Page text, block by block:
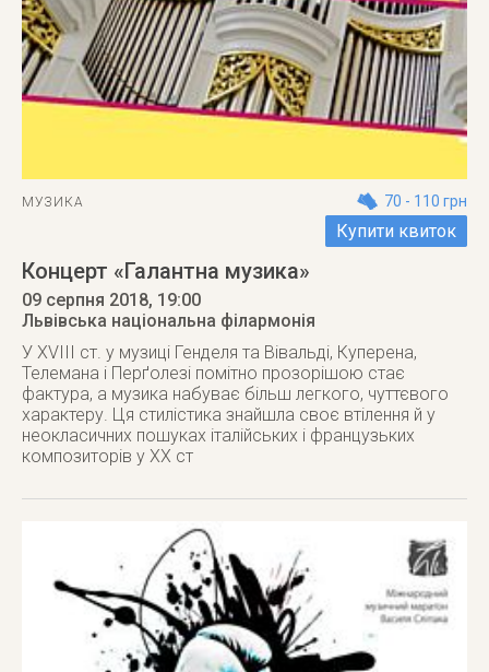
МУЗИКА 70 - 110 грн
Купити квиток
Концерт «Галантна музика»
09 серпня 2018, 19:00
Львівська національна філармонія
У XVIII ст. у музиці Генделя та Вівальді, Куперена,
Телемана і Перґолезі помітно прозорішою стає
фактура, а музика набуває більш легкого, чуттєвого
характеру. Ця стилістика знайшла своє втілення й у
неокласичних пошуках італійських і французьких
композиторів у XX ст